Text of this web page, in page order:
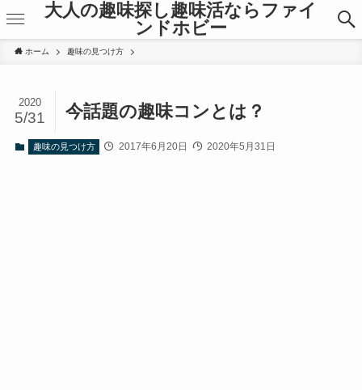
大人の趣味探し趣味活ならファイ
ンドホビー
ホーム 趣味の見つけ方
今話題の趣味コンとは？
2020
5/31
趣味の見つけ方 2017年6月20日 2020年5月31日